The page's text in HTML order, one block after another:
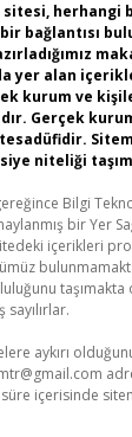
herhangi
bağlantısı
yer alan
kurum ve
Gerçek
niteliği
Bilgi
bir Yer
içerikleri
aykırı
içerisinde